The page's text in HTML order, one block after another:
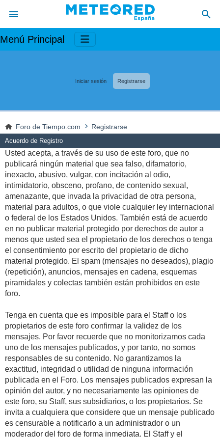
Menú Principal
Iniciar sesión Registrarse
Foro de Tiempo.com Registrarse
Acuerdo de Registro
Usted acepta, a través de su uso de este foro, que no
publicará ningún material que sea falso, difamatorio,
inexacto, abusivo, vulgar, con incitación al odio,
intimidatorio, obsceno, profano, de contenido sexual,
amenazante, que invada la privacidad de otra persona,
material para adultos, o que viole cualquier ley internacional
o federal de los Estados Unidos. También está de acuerdo
en no publicar material protegido por derechos de autor a
menos que usted sea el propietario de los derechos o tenga
el consentimiento por escrito del propietario de dicho
material protegido. El spam (mensajes no deseados), plagio
(repetición), anuncios, mensajes en cadena, esquemas
piramidales y colectas también están prohibidos en este
foro.
Tenga en cuenta que es imposible para el Staff o los
propietarios de este foro confirmar la validez de los
mensajes. Por favor recuerde que no monitorizamos cada
uno de los mensajes publicados, y por tanto, no somos
responsables de su contenido. No garantizamos la
exactitud, integridad o utilidad de ninguna información
publicada en el Foro. Los mensajes publicados expresan la
opinión del autor, y no necesariamente las opiniones de
este foro, su Staff, sus subsidiarios, o los propietarios. Se
invita a cualquiera que considere que un mensaje publicado
es censurable a notificarlo a un administrador o un
moderador del foro de forma inmediata. El Staff y el